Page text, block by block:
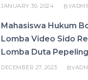
JANUARY 30, 2024 BY
Mahasiswa Hukum
Lomba Video Sido
Lomba Duta
DECEMBER 27, 2023 BY